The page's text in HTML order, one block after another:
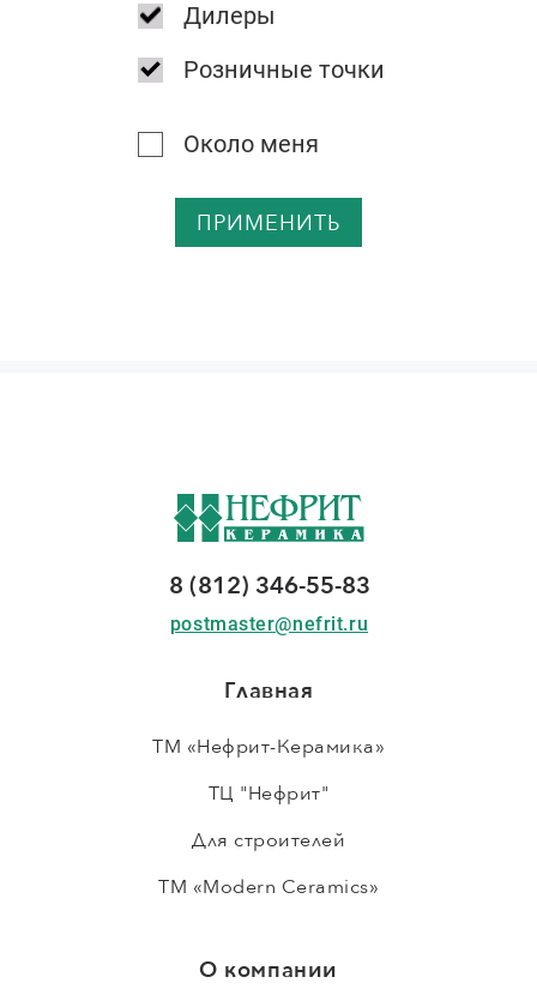
Дилеры
Розничные точки
Около меня
ПРИМЕНИТЬ
8 (812) 346-55-83
postmaster@nefrit.ru
Главная
ТМ «Нефрит-Керамика»
ТЦ "Нефрит"
Для строителей
ТМ «Modern Ceramics»
О компании